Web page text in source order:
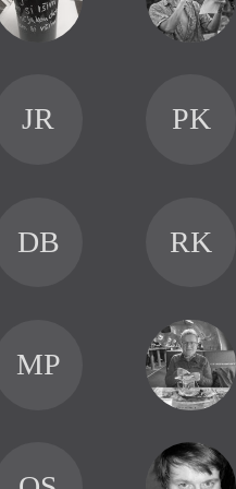
JR PK
DB RK
MP